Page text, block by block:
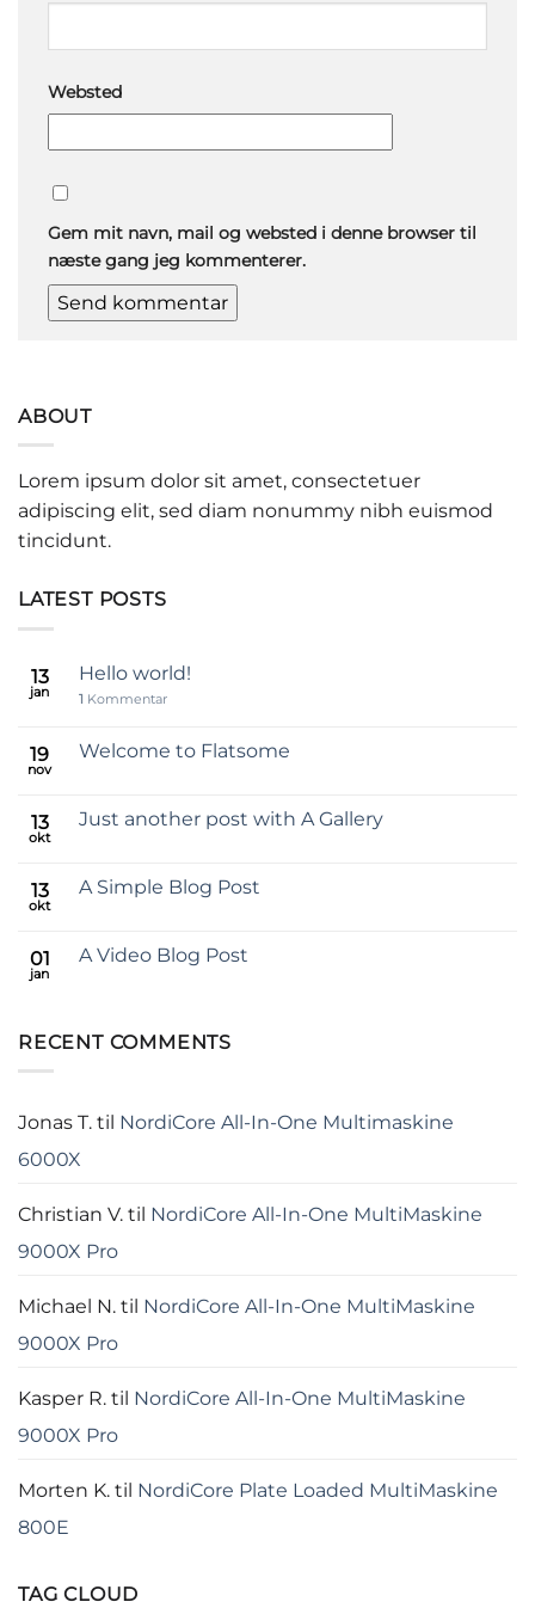
Websted
Gem mit navn, mail og websted i denne browser til
næste gang jeg kommenterer.
ABOUT
Lorem ipsum dolor sit amet, consectetuer
adipiscing elit, sed diam nonummy nibh euismod
tincidunt.
LATEST POSTS
13
jan
Hello world!
1 Kommentar
19
nov
Welcome to Flatsome
13
okt
Just another post with A Gallery
13
okt
A Simple Blog Post
01
jan
A Video Blog Post
RECENT COMMENTS
Jonas T. til NordiCore All-In-One Multimaskine
6000X
Christian V. til NordiCore All-In-One MultiMaskine
9000X Pro
Michael N. til NordiCore All-In-One MultiMaskine
9000X Pro
Kasper R. til NordiCore All-In-One MultiMaskine
9000X Pro
Morten K. til NordiCore Plate Loaded MultiMaskine
800E
TAG CLOUD